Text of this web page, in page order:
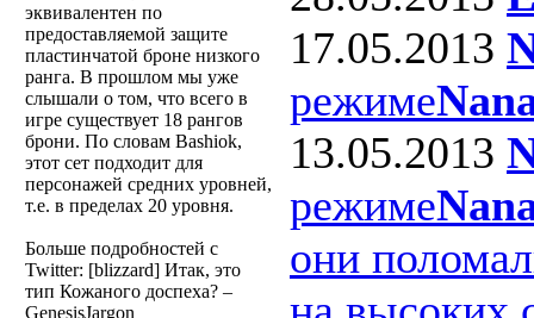
эквивалентен по
предоставляемой защите
пластинчатой броне низкого
ранга. В прошлом мы уже
слышали о том, что всего в
игре существует 18 рангов
брони. По словам Bashiok,
этот сет подходит для
персонажей средних уровней,
т.е. в пределах 20 уровня.
Больше подробностей с
Twitter: [blizzard] Итак, это
тип Кожаного доспеха? –
GenesisJargon
17.05.2013
режиме
13.05.2013
режиме
они